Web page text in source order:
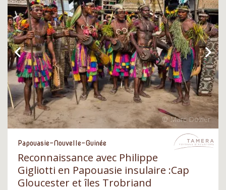
Papouasie-Nouvelle-Guinée
Reconnaissance avec Philippe
Gigliotti en Papouasie insulaire :Cap
Gloucester et îles Trobriand